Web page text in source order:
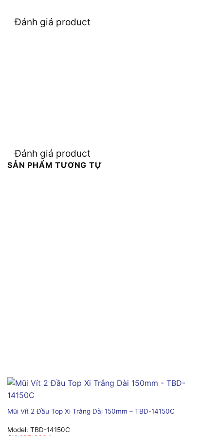
Đánh giá product
Đánh giá product
SẢN PHẨM TƯƠNG TỰ
Mũi Vít 2 Đầu Top Xi Trắng Dài 150mm – TBD-14150C
Model: TBD-14150C